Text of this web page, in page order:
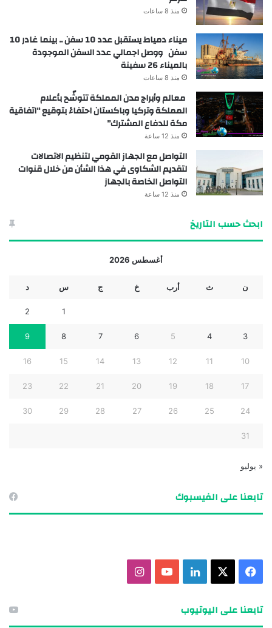
منذ 8 ساعات
ميناء دمياط يستقبل عدد 10 سفن .. بينما غادر 10
سفن ووصل اجمالي عدد السفن الموجودة
بالميناء 26 سفينة
منذ 8 ساعات
معالم وأبراج مدن المملكة تتوشّح بأعلام
المملكة وتركيا وباكستان احتفاءً بتوقيع “اتفاقية
مكة للدفاع المشترك”
منذ 12 ساعة
التواصل مع الجهاز القومي لتنظيم الاتصالات
لتقديم الشكاوى في هذا الشأن من خلال قنوات
التواصل الخاصة بالجهاز
منذ 12 ساعة
ابحث حسب التاريخ
أغسطس 2026
ن ث أرب خ ج س د
1
2
3
4
5
6
7
8
9
10
11
12
13
14
15
16
17
18
19
20
21
22
23
24
25
26
27
28
29
30
31
« يوليو
تابعنا على الفيسبوك
تابعنا على اليوتيوب